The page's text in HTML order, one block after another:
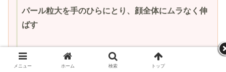
パール粒大を手のひらにとり、顔全体にムラなく伸
ばす
STEP3
メニュー ホーム 検索 トップ